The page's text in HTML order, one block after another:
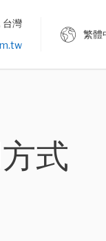
台灣
繁體
式